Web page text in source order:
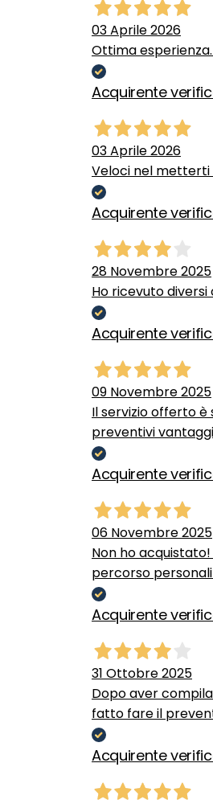
03 Aprile 2026
Ottima
Acquirente
03 Aprile 2026
Veloci nel
Acquirente
28 Novembre 2025
Ho ricevuto
Acquirente
09 Novembre 2025
Il servizio offerto
preventivi
Acquirente
06 Novembre 2025
Non ho
percorso
Acquirente
31 Ottobre 2025
Dopo aver
fatto fare il
Acquirente